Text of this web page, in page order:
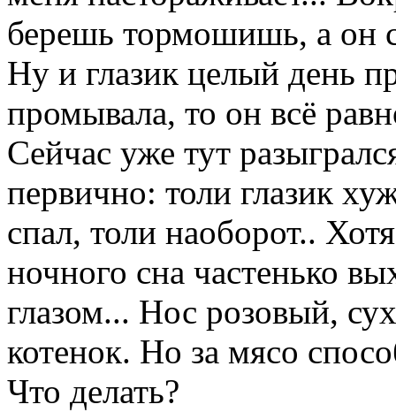
берешь тормошишь, а он
Ну и глазик целый день
промывала, то он всё
Сейчас уже тут
первично: толи глазик
спал, толи наоборот..
ночного сна частенько
глазом... Нос розовый,
котенок. Но за мясо
Что делать?